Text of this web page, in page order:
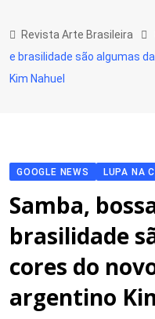
to
content
Revista Arte Brasileira
e brasilidade são algumas
Kim Nahuel
GOOGLE NEWS LUPA NA
Samba,
brasilidade
cores do
argentino